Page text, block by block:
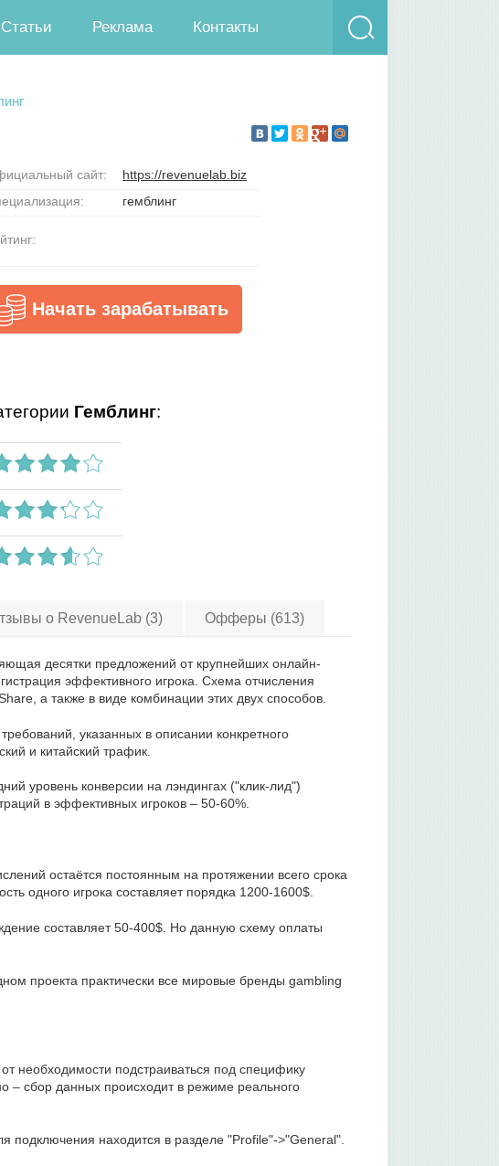
Статьи Реклама Контакты
сайт:
https://revenuelab.biz
гемблинг
Начать зарабатывать
Гемблинг:
о RevenueLab (3) Офферы (613)
десятки предложений от крупнейших онлайн-
эффективного игрока. Схема отчисления
а также в виде комбинации этих двух способов.
указанных в описании конкретного
и китайский трафик.
уровень конверсии на лэндингах ("клик-лид")
в эффективных игроков – 50-60%.
остаётся постоянным на протяжении всего срока
одного игрока составляет порядка 1200-1600$.
составляет 50-400$. Но данную схему оплаты
проекта практически все мировые бренды gambling
необходимости подстраиваться под специфику
– сбор данных происходит в режиме реального
подключения находится в разделе "Profile"->"General".